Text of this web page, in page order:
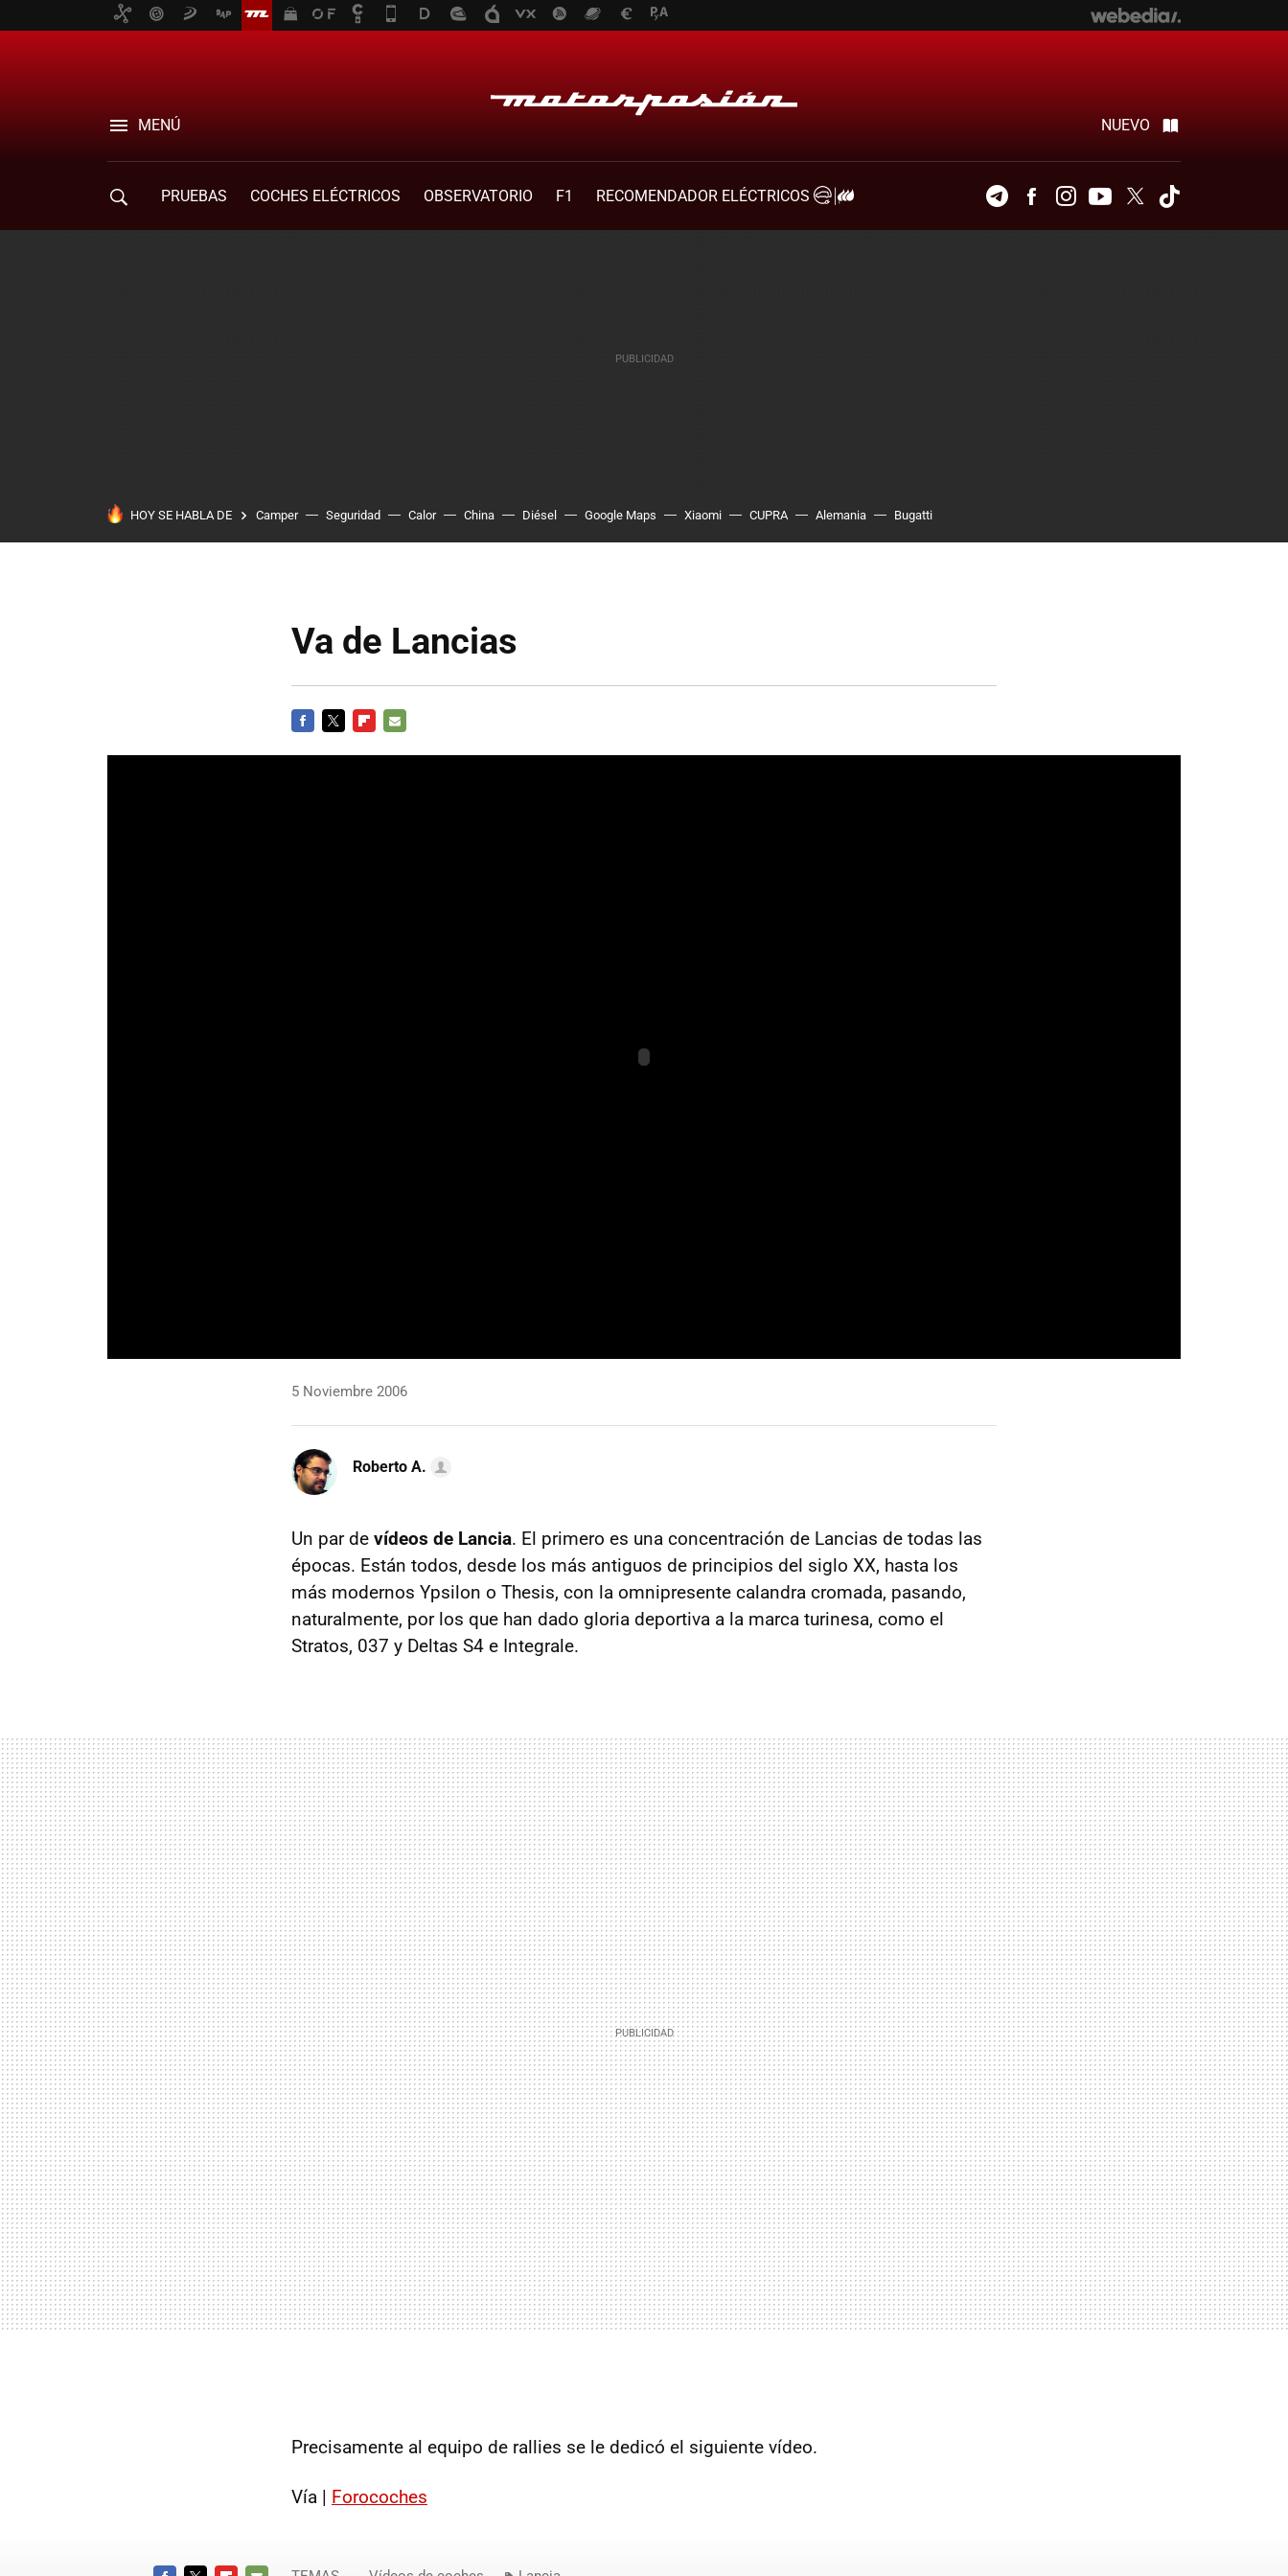
MENÚ NUEVO
PRUEBAS COCHES ELÉCTRICOS OBSERVATORIO F1
RECOMENDADOR ELÉCTRICOS
TelegramFacebookInstagramYoutubeTwitter
HOY SE HABLA DE Camper Seguridad Calor China Diésel Google Maps Xiaomi CUPRA Alemania Bugatti
Va de Lancias
5 Noviembre 2006
Roberto A.
Un par de vídeos de Lancia. El primero es una concentración de Lancias de todas las
épocas. Están todos, desde los más antiguos de principios del siglo XX, hasta los
más modernos Ypsilon o Thesis, con la omnipresente calandra cromada, pasando,
naturalmente, por los que han dado gloria deportiva a la marca turinesa, como el
Stratos, 037 y Deltas S4 e Integrale.
Precisamente al equipo de rallies se le dedicó el siguiente vídeo.
Vía | Forocoches